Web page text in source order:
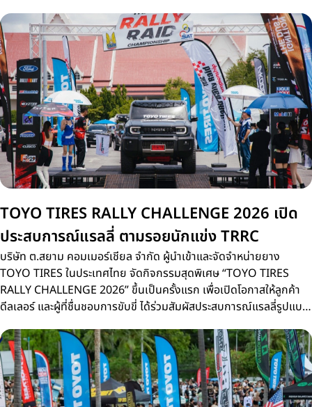
TOYO TIRES RALLY CHALLENGE 2026 เปิด
ประสบการณ์แรลลี่ ตามรอยนักแข่ง TRRC
บริษัท ต.สยาม คอมเมอร์เชียล จำกัด ผู้นำเข้าและจัดจำหน่ายยาง
TOYO TIRES ในประเทศไทย จัดกิจกรรมสุดพิเศษ “TOYO TIRES
RALLY CHALLENGE 2026” ขึ้นเป็นครั้งแรก เพื่อเปิดโอกาสให้ลูกค้า
ดีลเลอร์ และผู้ที่ชื่นชอบการขับขี่ ได้ร่วมสัมผัสประสบการณ์แรลลี่รูปแบบ
Championship 2026 (TRRC) ศึกรถยนต์แรลลี่ทางฝุ่นชิงแชมป์
ประเทศไทย